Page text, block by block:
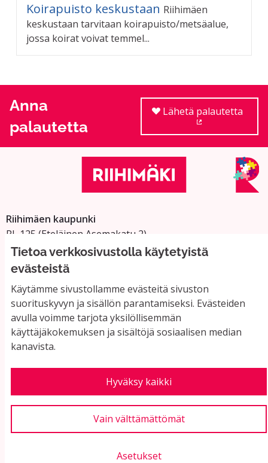
Tietoa verkkosivustolla käytetyistä
evästeistä
Käytämme sivustollamme evästeitä sivuston
suorituskyvyn ja sisällön parantamiseksi. Evästeiden
avulla voimme tarjota yksilöllisemmän
käyttäjäkokemuksen ja sisältöjä sosiaalisen median
kanavista.
Hyväksy kaikki
Vain välttämättömät
Asetukset
Koirapuisto keskustaan Riihimäen
keskustaan tarvitaan koirapuisto/metsäalue,
jossa koirat voivat temmel...
Anna
palautetta
Lähetä palautetta
Riihimäen kaupunki
PL 125 (Eteläinen Asemakatu 2)
11101 Riihimäki
Vaihde: 019 758 4000
Sähköpostiosoitteet:
etunimi.sukunimi@riihimaki.fi
Yhteystiedot ja usein kysyttyä
Käyttöehdot
Evästeasetukset
Verkkosivusto luotuvapaan ohjelmiston